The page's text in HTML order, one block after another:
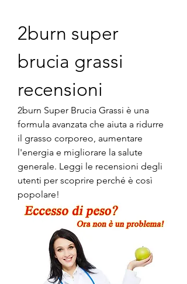
2burn super
brucia grassi
recensioni
2burn Super Brucia Grassi è una
formula avanzata che aiuta a ridurre
il grasso corporeo, aumentare
l'energia e migliorare la salute
generale. Leggi le recensioni degli
utenti per scoprire perché è così
popolare!